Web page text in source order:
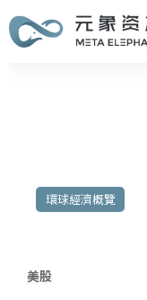
環球經濟概覽
美股